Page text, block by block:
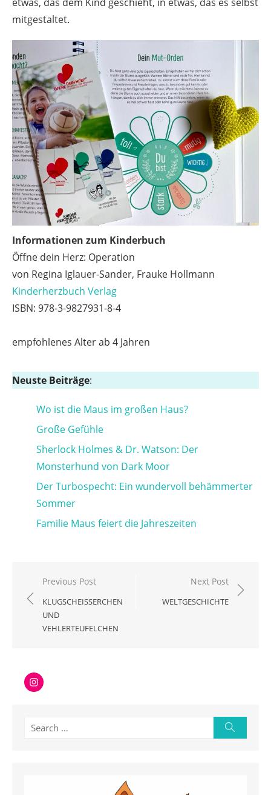
mitgestaltet.
Informationen zum Kinderbuch
Öffne dein Herz: Operation
von Regina Iglauer-Sander, Frauke Hollmann
Kinderherzbuch Verlag
ISBN: 978-3-9827931-8-4
empfohlenes Alter ab 4 Jahren
Neuste Beiträge:
Wo ist die Maus im großen Haus?
Große Gefühle
Sherlock Holmes & Dr. Watson: Der
Monsterhund von Dark Moor
Der Turbospecht: Ein wundervoll behämmerter
Sommer
Familie Maus feiert die Jahreszeiten
Beitragsnavigation
Previous Post
KLUGSCHEISSERCHEN
UND
VEHLERTEUFELCHEN
Next Post
WELTGESCHICHTE
Instagram
Search